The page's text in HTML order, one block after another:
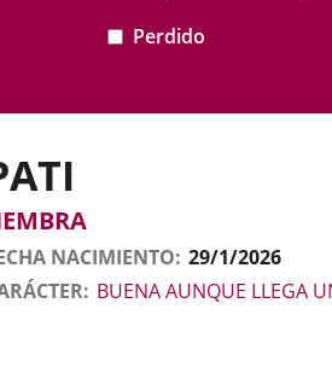
Perdido
NACIMIENTO 29/1/2026
BUENA AUNQUE LLEGA